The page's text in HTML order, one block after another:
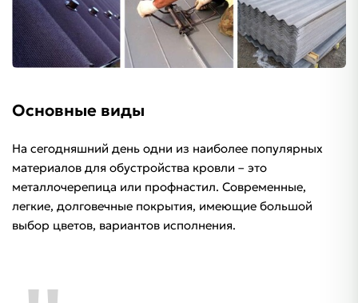
Основные виды
На сегодняшний день одни из наиболее популярных
материалов для обустройства кровли – это
металлочерепица или профнастил. Современные,
легкие, долговечные покрытия, имеющие большой
выбор цветов, вариантов исполнения.